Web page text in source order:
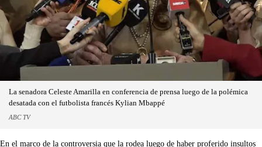
La senadora Celeste Amarilla en conferencia de prensa luego de la polémica
desatada con el futbolista francés Kylian Mbappé
ABC TV
En el marco de la controversia que la rodea luego de haber proferido insultos